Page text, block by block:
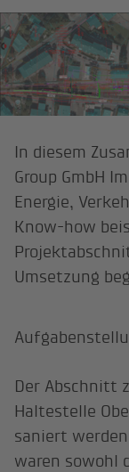
In diesem
Group GmbH
Energie,
Know-how
Umsetzung
Der Abschnitt
Haltestelle
saniert
waren sowohl